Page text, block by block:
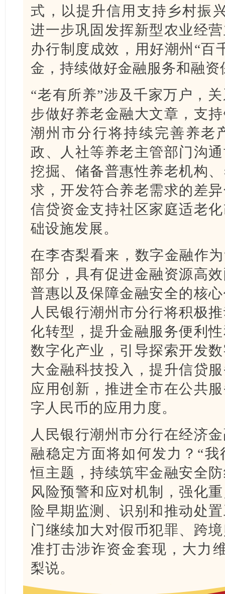
式，以提升信用支持乡村振
进一步巩固发挥新型农业经
办行制度成效，用好潮州“百
金，持续做好金融服务和融资
“老有所养”涉及千家万户，
步做好养老金融大文章，支
潮州市分行将持续完善养老
政、人社等养老主管部门沟
挖掘、储备普惠性养老机构
求，开发符合养老需求的差
信贷资金支持社区家庭适老
础设施发展。
在李杏梨看来，数字金融作
部分，具有促进金融资源高
普惠以及保障金融安全的核
人民银行潮州市分行将积极
化转型，提升金融服务便利
数字化产业，引导探索开发
大金融科技投入，提升信贷
应用创新，推进全市在公共
字人民币的应用力度。
人民银行潮州市分行在经济
融稳定方面将如何发力？“
恒主题，持续筑牢金融安全
风险预警和应对机制，强化
险早期监测、识别和推动处
门继续加大对假币犯罪、跨
准打击涉诈资金套现，大力
梨说。